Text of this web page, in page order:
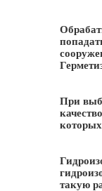
При
такую